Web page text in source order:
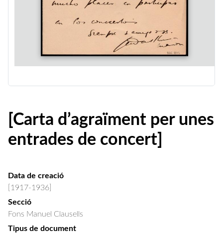
[Carta d’agraïment per unes
entrades de concert]
Data de creació
[1917-1936]
Secció
Fons Manuel Clausells
Tipus de document